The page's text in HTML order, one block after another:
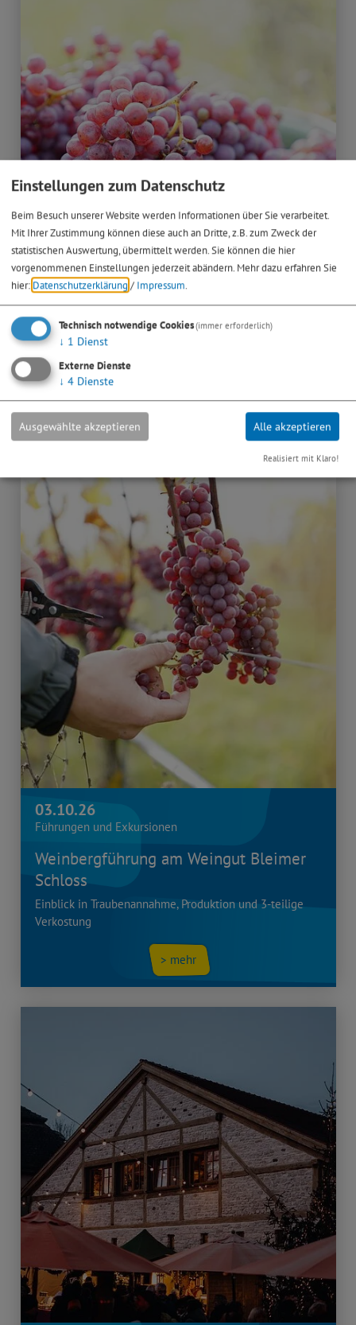
18. - 20.09.26
Kulinarische Veranstaltungen
Federweißer Wochenende
am Bleimer Schloss
03.10.26
Führungen und Exkursionen
Weinbergführung am Weingut Bleimer
Schloss
Einblick in Traubenannahme, Produktion und 3-teilige
Verkostung
> mehr
Einstellungen zum Datenschutz
Beim Besuch unserer Website werden Informationen über Sie verarbeitet.
Mit Ihrer Zustimmung können diese auch an Dritte, z.B. zum Zweck der
statistischen Auswertung, übermittelt werden. Sie können die hier
vorgenommenen Einstellungen jederzeit abändern. Mehr dazu erfahren Sie
hier: Datenschutzerklärung / Impressum.
Technisch notwendige Cookies(immer erforderlich)
↓ 1 Dienst
Externe Dienste
↓ 4 Dienste
Ausgewählte akzeptieren Alle akzeptieren
Realisiert mit Klaro!